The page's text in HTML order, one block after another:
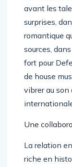
avant les
surprises,
romantique
sources,
fort pour
de house
vibrer au son
Une
La relation
riche en